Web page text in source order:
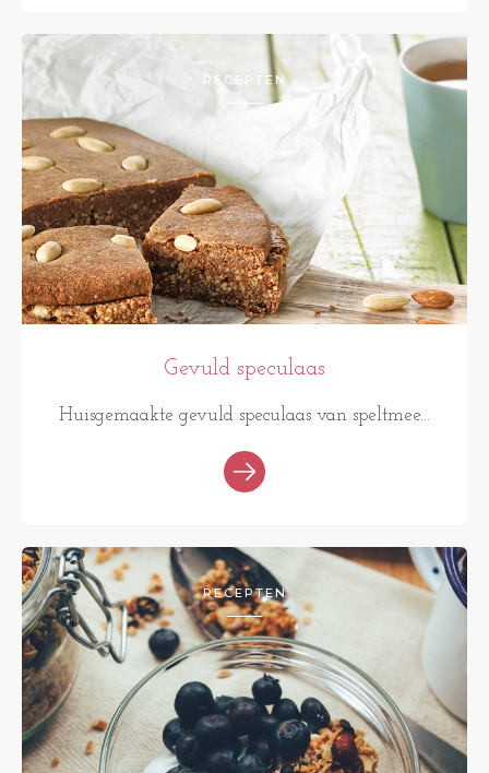
RECEPTEN
Gevuld speculaas
Huisgemaakte gevuld speculaas van speltmee...
RECEPTEN